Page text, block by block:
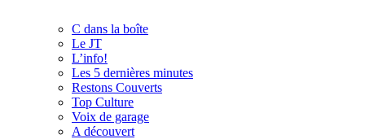
C dans la boîte
Le JT
L’info!
Les 5 dernières minutes
Restons Couverts
Top Culture
Voix de garage
A découvert